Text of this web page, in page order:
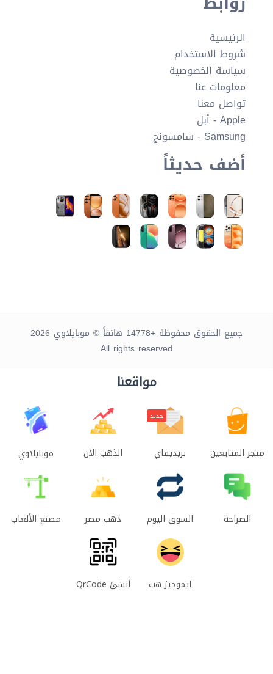
الرئيسية
شروط الاستخدام
سياسة الخصوصية
معلومات عنا
تواصل معنا
Apple - أبل
Samsung - سامسونج
أضف حديثاً
جميع الحقوق محفوظة +14778 هاتفاً © موبايلاوي 2026
All rights reserved